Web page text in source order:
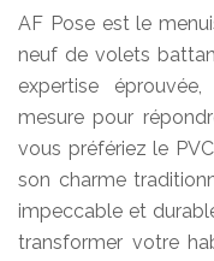
AF Pose est le
neuf de volets
expertise
mesure pour
vous préfériez le
son charme
impeccable et
transformer votre